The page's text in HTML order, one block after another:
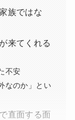
族ではな
来てくれる
不安
なのか」とい
直面する面